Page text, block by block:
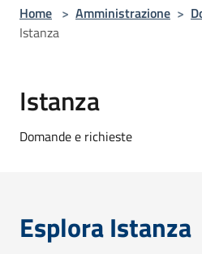
Home > Amministrazione >
Istanza
Istanza
Domande e richieste
Esplora Istanza